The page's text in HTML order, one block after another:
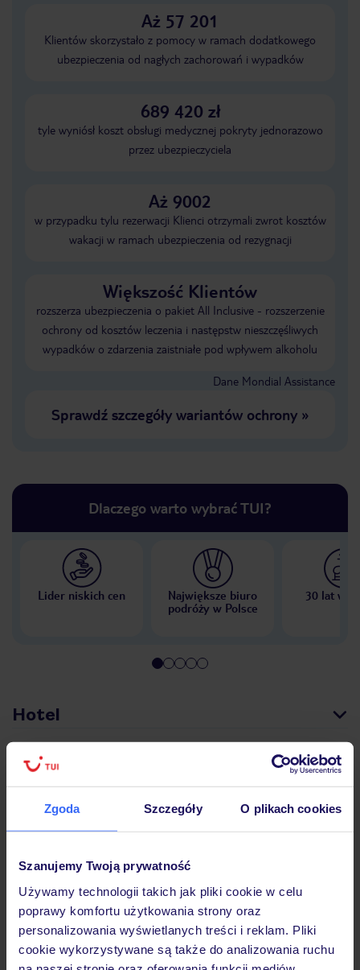
Zgoda Szczegóły O plikach cookies
Szanujemy Twoją prywatność
Używamy technologii takich jak pliki cookie w celu
poprawy komfortu użytkowania strony oraz
personalizowania wyświetlanych treści i reklam. Pliki
cookie wykorzystywane są także do analizowania ruchu
Aż 57 201
Klientów skorzystało z pomocy w ramach dodatkowego
ubezpieczenia od nagłych zachorowań i wypadków
689 420 zł
tyle wyniósł koszt obsługi medycznej pokryty jednorazowo
przez ubezpieczyciela
Aż 9002
w przypadku tylu rezerwacji Klienci otrzymali zwrot kosztów
wakacji w ramach ubezpieczenia od rezygnacji
Większość Klientów
rozszerza ubezpieczenia o pakiet All Inclusive - rozszerzenie
ochrony od kosztów leczenia i następstw nieszczęśliwych
wypadków o zdarzenia zaistniałe pod wpływem alkoholu
Dane Mondial Assistance
Sprawdź szczegóły wariantów ochrony»
Dlaczego warto wybrać TUI?
Lider niskich cen
Największe biuro
podróży w Polsce
30 lat w
Hotel
Pokoje
Wyżywienie
Atrakcje
Ważne informacje